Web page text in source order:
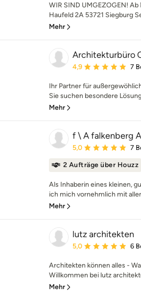
WIR SIND UMGEZOGEN!
Haufeld 2A 53721 Siegburg
Mehr
Architekturbüro
Durchschnittliche
4,9 7
Ihr Partner für
Sie suchen besondere
Mehr
f \ A falkenberg
Durchschnittliche
5,0 7
2 Aufträge über Houzz
Als Inhaberin eines kleinen,
ich mich vornehmlich mit
Mehr
lutz architekten
Durchschnittliche
5,0 6
Architekten können alles -
Willkommen bei lutz
Mehr